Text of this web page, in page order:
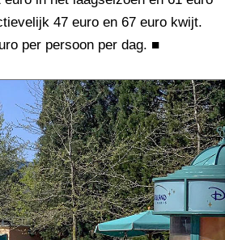
47 euro en 67 euro kwijt.
per persoon per dag. ■